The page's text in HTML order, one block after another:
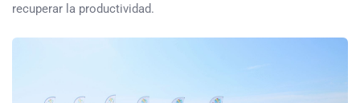
recuperar la productividad.